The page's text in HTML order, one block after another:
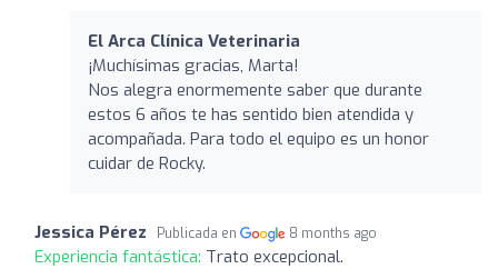
El Arca Clínica Veterinaria
¡Muchísimas gracias, Marta!
Nos alegra enormemente saber que durante
estos 6 años te has sentido bien atendida y
acompañada. Para todo el equipo es un honor
cuidar de Rocky.
Jessica Pérez Publicada en 8 months ago
Experiencia fantástica: Trato excepcional.